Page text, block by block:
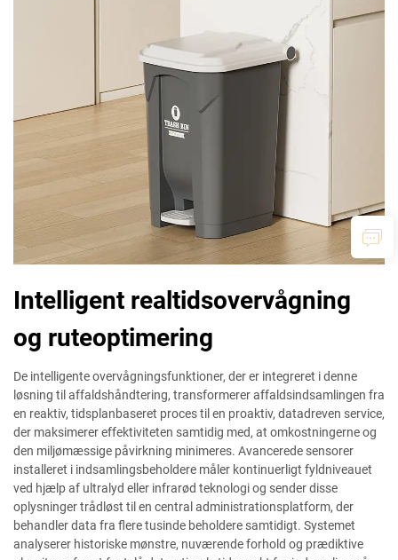
Intelligent realtidsovervågning
og ruteoptimering
De intelligente overvågningsfunktioner, der er integreret i denne
løsning til affaldshåndtering, transformerer affaldsindsamlingen fra
en reaktiv, tidsplanbaseret proces til en proaktiv, datadreven service,
der maksimerer effektiviteten samtidig med, at omkostningerne og
den miljømæssige påvirkning minimeres. Avancerede sensorer
installeret i indsamlingsbeholdere måler kontinuerligt fyldniveauet
ved hjælp af ultralyd eller infrarød teknologi og sender disse
oplysninger trådløst til en central administrationsplatform, der
behandler data fra flere tusinde beholdere samtidigt. Systemet
analyserer historiske mønstre, nuværende forhold og prædiktive